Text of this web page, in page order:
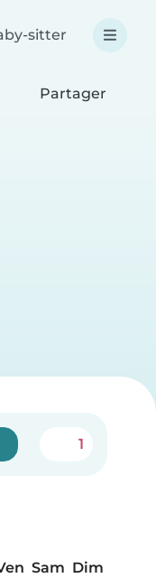
sitter
Partager
1
Sam Dim